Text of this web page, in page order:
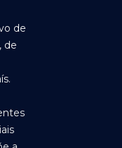
de
de